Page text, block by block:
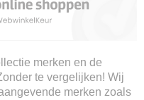
merken en de
te vergelijken! Wij
merken zoals